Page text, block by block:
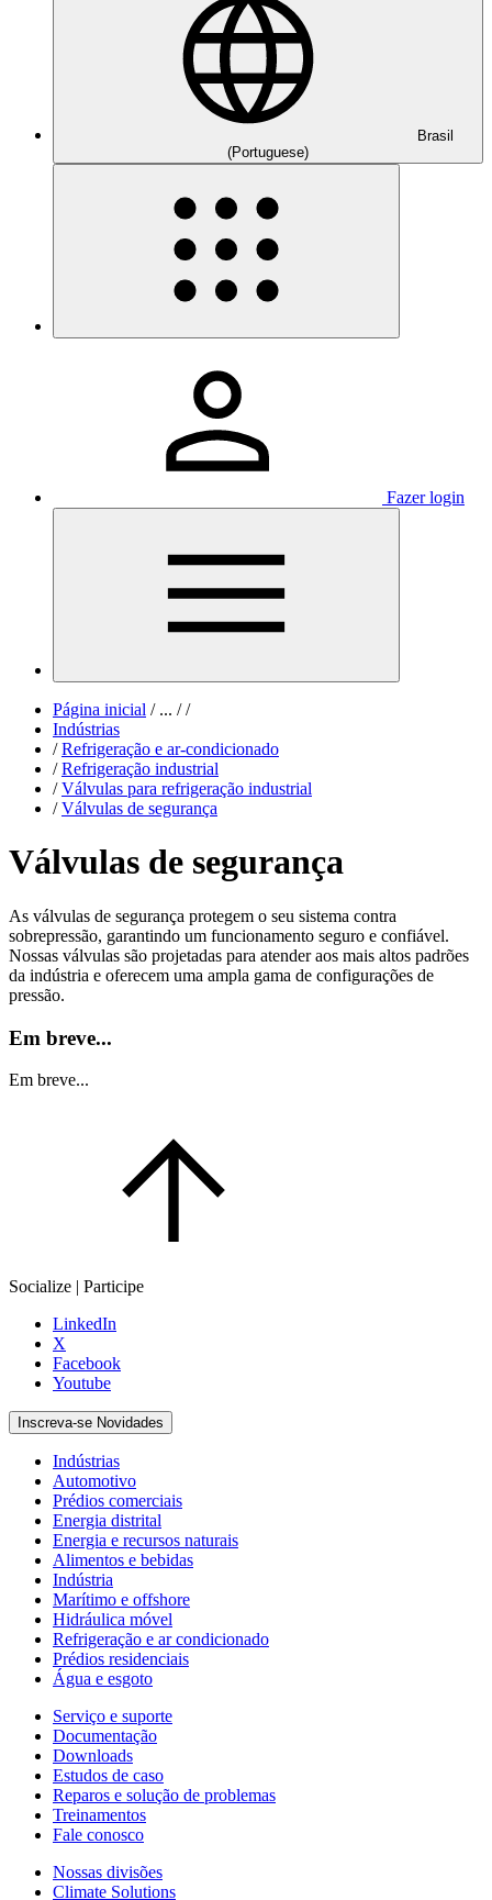
Brasil
(Portuguese)
Fazer login
Página inicial /... / /
Indústrias
/ Refrigeração e ar-condicionado
/ Refrigeração industrial
/ Válvulas para refrigeração industrial
/ Válvulas de segurança
Válvulas de segurança
As válvulas de segurança protegem o seu sistema contra
sobrepressão, garantindo um funcionamento seguro e confiável.
Nossas válvulas são projetadas para atender aos mais altos padrões
da indústria e oferecem uma ampla gama de configurações de
pressão.
Em breve...
Em breve...
Socialize | Participe
LinkedIn
X
Facebook
Youtube
Inscreva-se Novidades
Indústrias
Automotivo
Prédios comerciais
Energia distrital
Energia e recursos naturais
Alimentos e bebidas
Indústria
Marítimo e offshore
Hidráulica móvel
Refrigeração e ar condicionado
Prédios residenciais
Água e esgoto
Serviço e suporte
Documentação
Downloads
Estudos de caso
Reparos e solução de problemas
Treinamentos
Fale conosco
Nossas divisões
Climate Solutions